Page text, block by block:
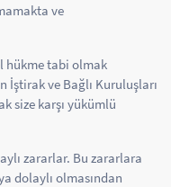
ve
hükme tabi olmak
İştirak ve Bağlı Kuruluşları
size karşı yükümlü
zararlar. Bu zararlara
dolaylı olmasından